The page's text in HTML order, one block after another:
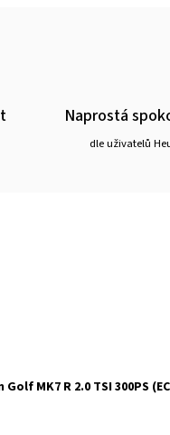
Naprostá
dle uživatelů
MK7 R 2.0 TSI 300PS